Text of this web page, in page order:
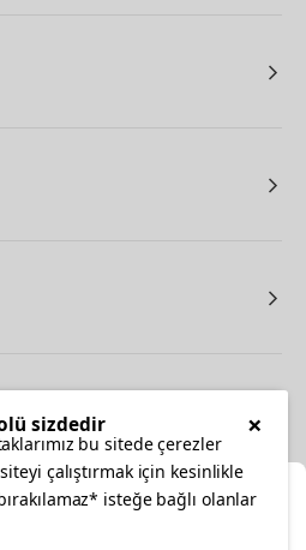
×
sizdedir
bu sitede çerezler
çalıştırmak için kesinlikle
isteğe bağlı olanlar